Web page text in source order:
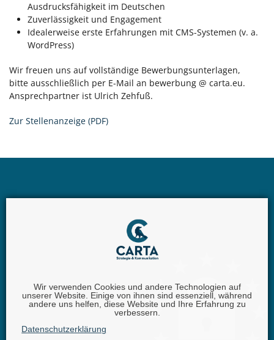
Wir verwenden Cookies und andere Technologien auf
unserer Website. Einige von ihnen sind essenziell, während
andere uns helfen, diese Website und Ihre Erfahrung zu
verbessern.
Datenschutzerklärung
Ausdrucksfähigkeit im Deutschen
Zuverlässigkeit und Engagement
Idealerweise erste Erfahrungen mit CMS-Systemen (v. a.
WordPress)
Wir freuen uns auf vollständige Bewerbungsunterlagen,
bitte ausschließlich per E-Mail an bewerbung @ carta.eu.
Ansprechpartner ist Ulrich Zehfuß.
Zur Stellenanzeige (PDF)
Carta GmbH |Iggelheimer Str. 26 | 67346 Speyer |
+49 (0) 62 32 - 100111 - 0 |